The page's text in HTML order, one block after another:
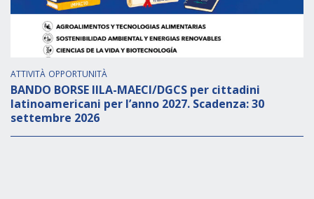
ATTIVITÀ OPPORTUNITÀ
BANDO BORSE IILA-MAECI/DGCS per cittadini
latinoamericani per l’anno 2027. Scadenza: 30
settembre 2026